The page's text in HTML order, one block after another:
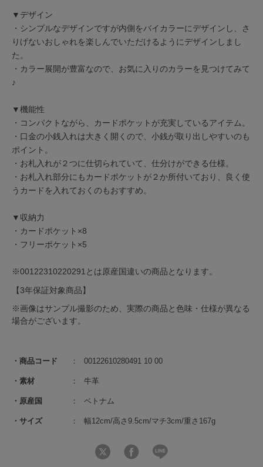
商品コード 00122610280491 10 00
素材 牛革
原産国 ベトナム
サイズ 幅12cm/高さ9.5cm/マチ3cm/重さ167g
▼デザイン
・シンプルなデザインですが内側をバイカラーにデザインし、さ
りげないおしゃれを楽しんでいただけるようにデザインしまし
た。
・カラー展開が豊富なので、お気に入りのカラーを見つけてみて
♪
▼機能性
・コンパクトながら、カードポケットが充実しているアイテム。
・口金の小銭入れは大きく開くので、小銭が取り出しやすいのも
ポイント。
・お札入れが２つに仕切られていて、仕分けができる仕様。
・お札入れ部分にもカードポケットが２か所付いており、良く使
うカードを入れておくのもおすすめ。
▼収納力
・カードポケット×8
・フリーポケット×5
※00122310220291とは原産国違いの商品となります。
【3年保証対象商品】
※画像はサンプル撮影のため、実際の商品と色味・仕様が異なる
場合がございます。